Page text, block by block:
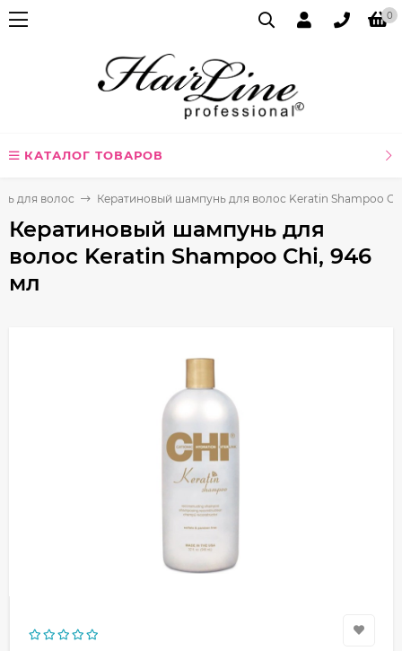
0
КАТАЛОГ ТОВАРОВ
для волос Кератиновый шампунь для волос Keratin Shampoo
Кератиновый шампунь для
волос Keratin Shampoo Chi, 946
мл